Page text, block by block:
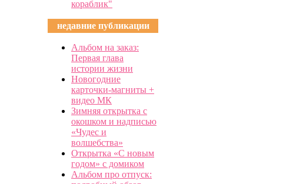
кораблик"
недавние публикации
Альбом на заказ:
Первая глава
истории жизни
Новогодние
карточки-магниты +
видео МК
Зимняя открытка с
окошком и надписью
«Чудес и
волшебства»
Открытка «С новым
годом» с домиком
Альбом про отпуск: